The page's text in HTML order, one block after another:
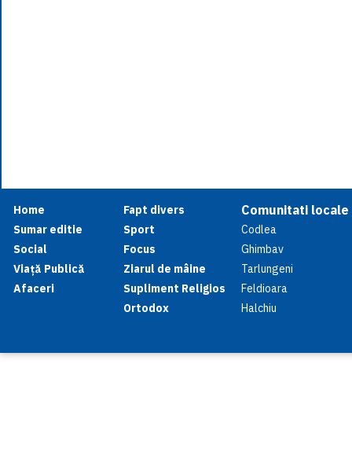
Home
Sumar editie
Social
Viață Publică
Afaceri
Fapt divers
Sport
Focus
Ziarul de mâine
Supliment Religios
Ortodox
Comunitati locale
Codlea
Ghimbav
Tarlungeni
Feldioara
Halchiu